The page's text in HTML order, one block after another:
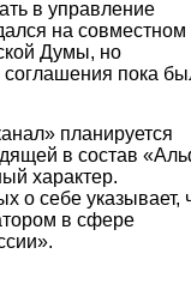
в управление
на совместном
Думы, но
соглашения пока
планируется
в состав
характер.
о себе указывает,
в сфере